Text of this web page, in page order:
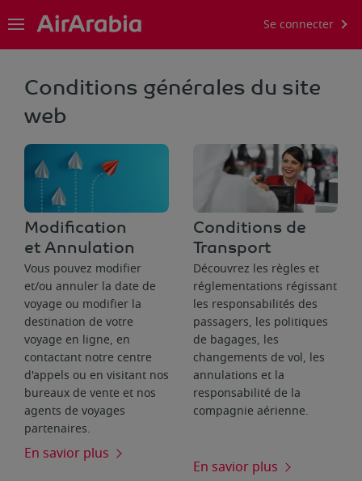
Se connecter
Conditions générales du site
web
Modification
et Annulation
Vous pouvez modifier
et/ou annuler la date de
voyage ou modifier la
destination de votre
voyage en ligne, en
contactant notre centre
d'appels ou en visitant nos
bureaux de vente et nos
agents de voyages
partenaires.
En savior plus
Conditions de
Transport
Découvrez les règles et
réglementations régissant
les responsabilités des
passagers, les politiques
de bagages, les
changements de vol, les
annulations et la
responsabilité de la
compagnie aérienne.
En savior plus